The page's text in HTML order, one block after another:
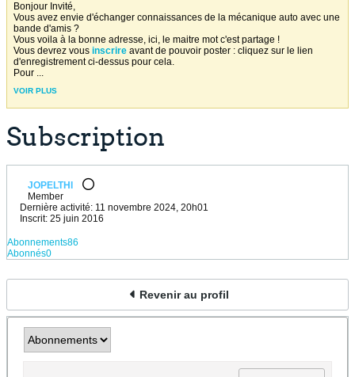
Bonjour Invité,
Vous avez envie d'échanger connaissances de la mécanique auto avec une
bande d'amis ?
Vous voila à la bonne adresse, ici, le maitre mot c'est partage !
Vous devrez vous inscrire avant de pouvoir poster : cliquez sur le lien
d'enregistrement ci-dessus pour cela.
Pour ...
VOIR PLUS
Subscription
JOPELTHI
Member
Dernière activité: 11 novembre 2024, 20h01
Inscrit: 25 juin 2016
Abonnements86
Abonnés0
Revenir au profil